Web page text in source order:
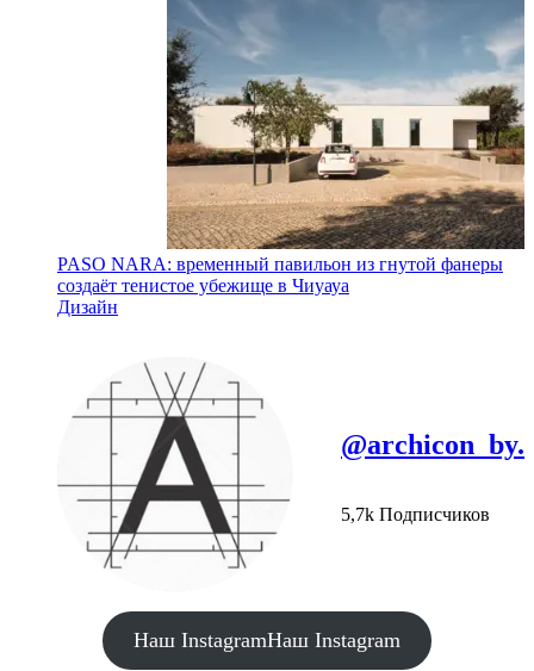
PASO NARA: временный павильон из гнутой фанеры
создаёт тенистое убежище в Чиуауа
Дизайн
@archicon_by.
5,7k Подписчиков
Наш InstagramНаш Instagram